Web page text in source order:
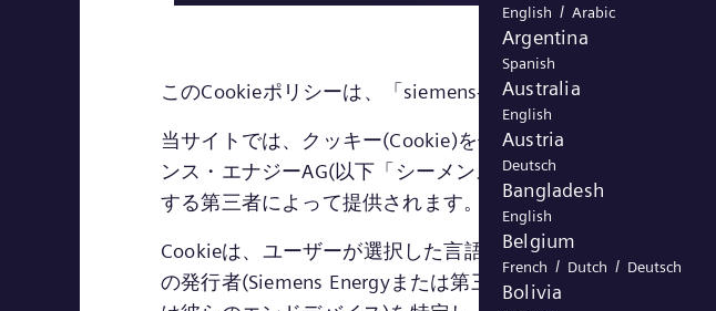
このCookieポリシーは、「siemens-energy.com」からアク
当サイトでは、クッキー(Cookie)を使用しています。Cookie
ンス・エナジーAG(以下「シーメンス・エナジー」)(いわゆ
する第三者によって提供されます。このようなCookieは、「
Cookieは、ユーザーが選択した言語を維持するなど、Web
の発行者(Siemens Energyまたは第三者)は、Webサイトが
English / Arabic
Argentina
Spanish
Australia
English
Austria
Deutsch
Bangladesh
English
Belgium
French / Dutch / Deutsch
Bolivia